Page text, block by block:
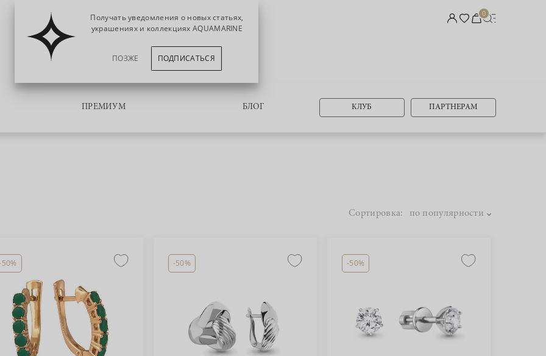
0
ПРЕМИУМ БЛОГ КЛУБ ПАРТНЕРАМ
Сортировка: по популярности
-50% -50%
Получать уведомления о новых статьях,
украшениях и коллекциях AQUAMARINE
ПОЗЖЕ ПОДПИСАТЬСЯ